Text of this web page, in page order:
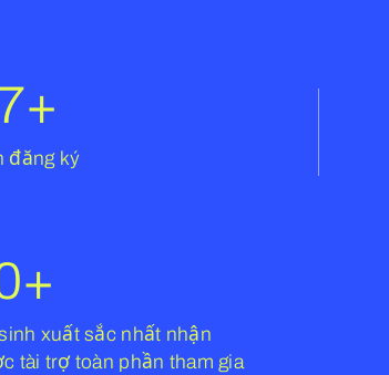
+
đăng ký
+
xuất sắc nhất nhận
tài trợ toàn phần tham gia